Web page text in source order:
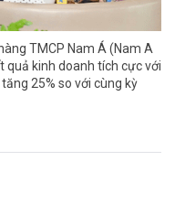
TMCP Nam Á (Nam A
quả kinh doanh tích cực với
25% so với cùng kỳ